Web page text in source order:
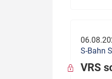
S-Bahn
VRS